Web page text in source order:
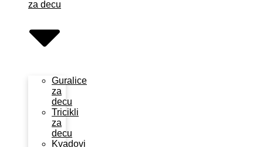
za decu
Guralice
za
decu
Tricikli
za
decu
Kvadovi